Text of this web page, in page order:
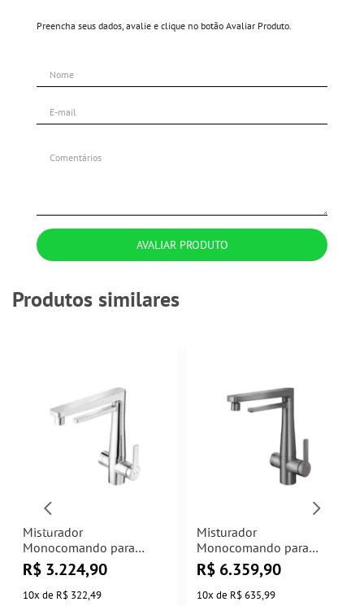
Preencha seus dados, avalie e clique no botão Avaliar Produto.
AVALIAR PRODUTO
Produtos similares
Misturador
Monocomando para
Cozinha com Purificador
Vitalis Cromado Docol
R$ 3.224,90
10x de R$ 322,49
Misturador
Monocomando para
Cozinha com Purificador
Vitalis Grafite Escovado
Docol
R$ 6.359,90
10x de R$ 635,99